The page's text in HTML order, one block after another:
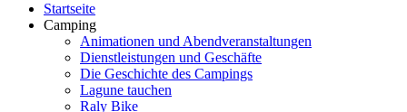
Startseite
Camping
Animationen und Abendveranstaltungen
Dienstleistungen und Geschäfte
Die Geschichte des Campings
Lagune tauchen
Raly Bike